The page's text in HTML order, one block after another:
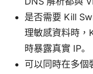
是否需要 Kill
理敏感資料時
時暴露真實 IP。
可以同時在多個